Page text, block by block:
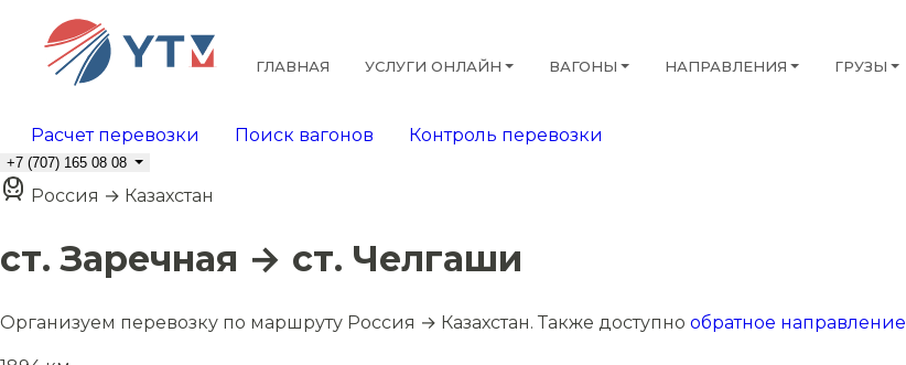
ГЛАВНАЯ УСЛУГИ ОНЛАЙН ВАГОНЫ НАПРАВЛЕНИЯ ГРУЗЫ
Расчет перевозки Поиск вагонов Контроль перевозки
+7 (707) 165 08 08
Россия → Казахстан
ст. Заречная → ст. Челгаши
Организуем перевозку по маршруту Россия → Казахстан. Также доступно обратное направление